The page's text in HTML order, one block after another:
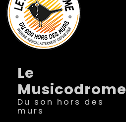
Le
Musicodrome
Du son hors des
murs